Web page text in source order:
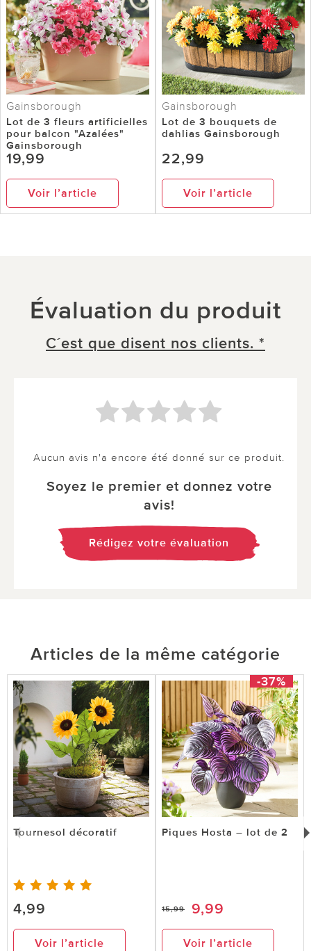
Gainsborough
Lot de 3 fleurs artificielles
pour balcon "Azalées"
Gainsborough
19,99
Voir l’article
Gainsborough
Lot de 3 bouquets de
dahlias Gainsborough
22,99
Voir l’article
Évaluation du produit
C´est que disent nos clients. *
Aucun avis n'a encore été donné sur ce produit.
Soyez le premier et donnez votre
avis!
Rédigez votre évaluation
Articles de la même catégorie
Tournesol décoratif
4,99
Voir l’article
-37%
Piques Hosta – lot de 2
15,99 9,99
Voir l’article